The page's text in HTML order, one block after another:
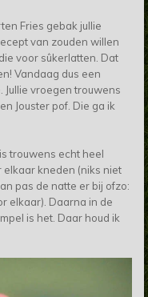
Fries gebak jullie
van zouden willen
voor sûkerlatten. Dat
Vandaag dus een
Jullie vroegen trouwens
Jouster pof. Die ga ik
trouwens echt heel
elkaar kneden (niks niet
pas de natte er bij ofzo:
elkaar). Daarna in de
is het. Daar houd ik